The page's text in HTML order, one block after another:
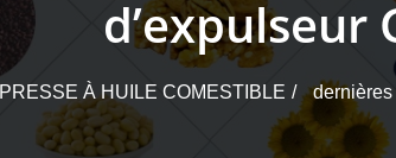
d’expulseur
PRESSE À HUILE COMESTIBLE dernières